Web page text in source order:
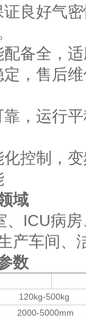
良好气
备全，
，售后
，运行
控制，
域
ICU病
产车间、
数
120kg-500kg
2000-5000mm